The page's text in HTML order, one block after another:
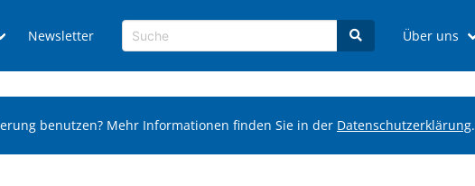
Newsletter Über uns
benutzen? Mehr Informationen finden Sie in der Datenschutzerklärung.